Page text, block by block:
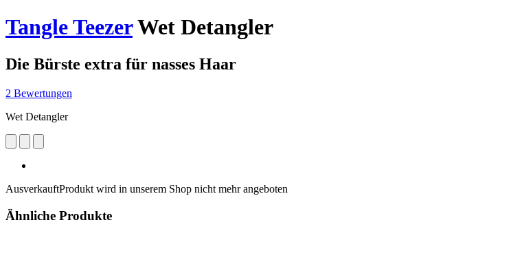
Tangle TeezerWet Detangler
Die Bürste extra für nasses Haar
2 Bewertungen
Wet Detangler
AusverkauftProdukt wird in unserem Shop nicht mehr angeboten
Ähnliche Produkte